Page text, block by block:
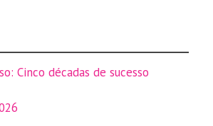
Cinco décadas de sucesso